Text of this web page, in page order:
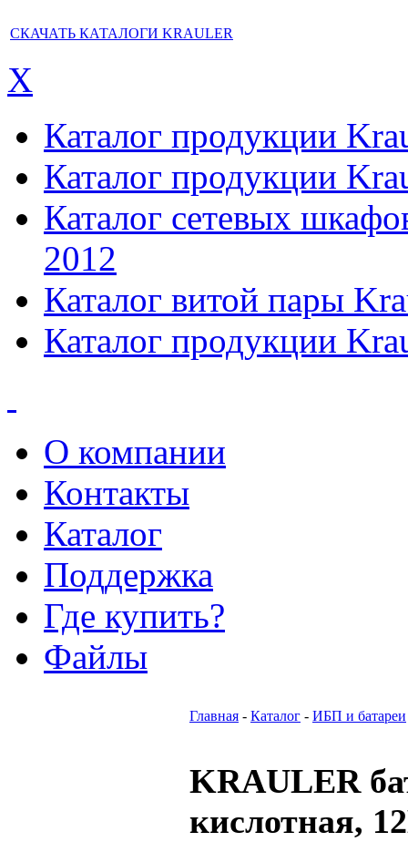
СКАЧАТЬ КАТАЛОГИ KRAULER
X
Каталог продукции
Каталог продукции
Каталог сетевых
2012
Каталог витой пары
Каталог продукции
О компании
Контакты
Каталог
Поддержка
Где купить?
Файлы
Главная - Каталог - ИБП и батареи
KRAULER
кислотная,